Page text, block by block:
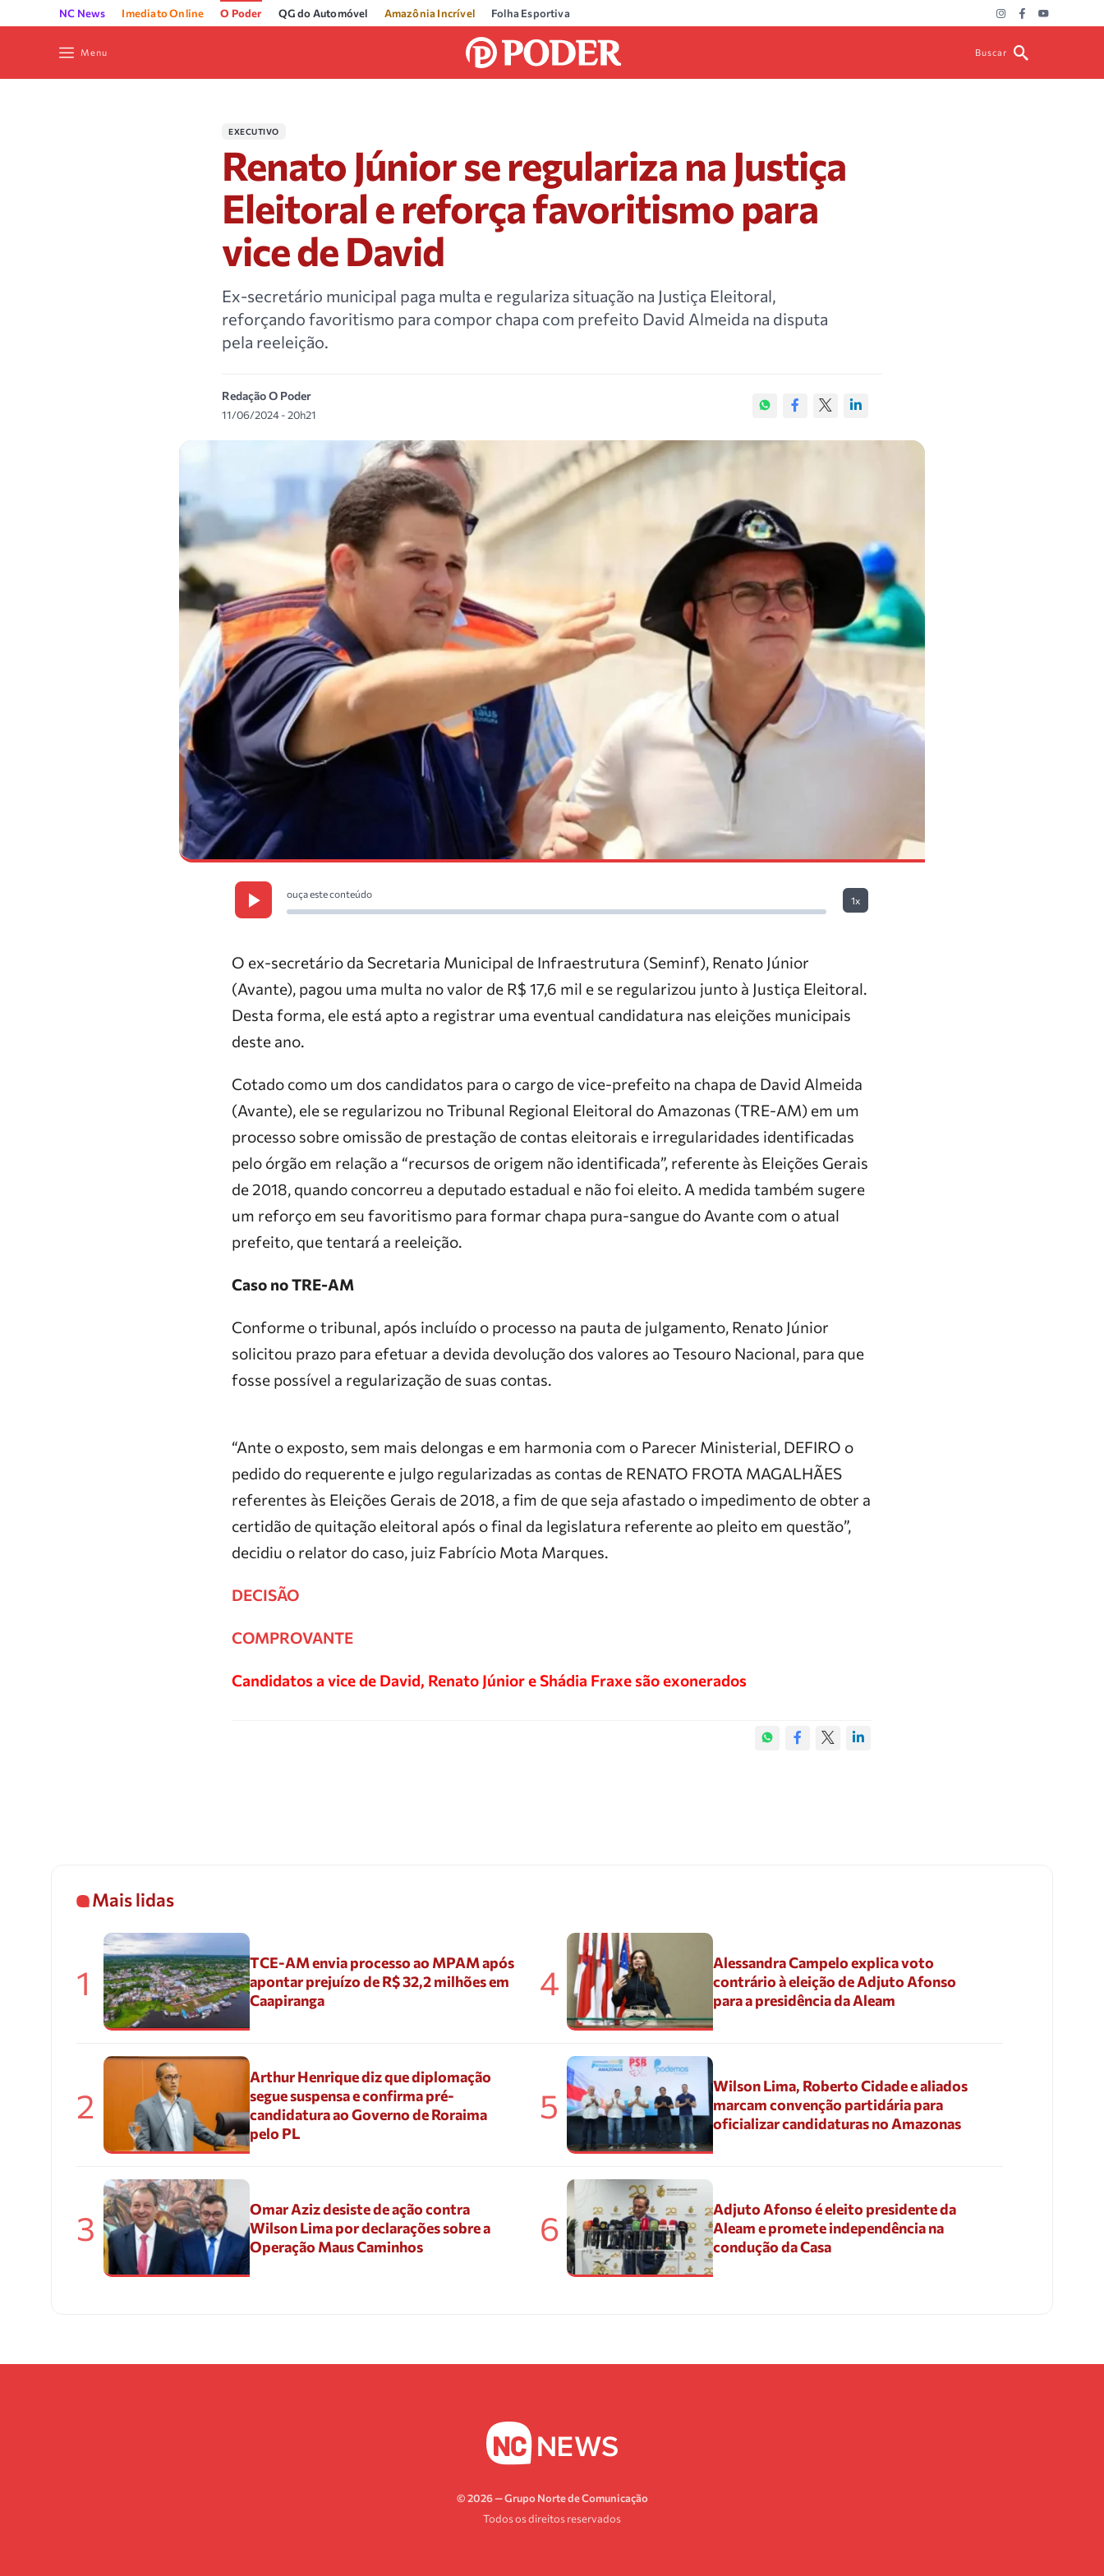
NC News Imediato Online O Poder QG do Automóvel Amazônia Incrível Folha Esportiva
Menu Buscar
EXECUTIVO
Renato Júnior se regulariza na Justiça
Eleitoral e reforça favoritismo para
vice de David
Ex-secretário municipal paga multa e regulariza situação na Justiça Eleitoral,
reforçando favoritismo para compor chapa com prefeito David Almeida na disputa
pela reeleição.
Redação O Poder
11/06/2024 - 20h21
ouça este conteúdo
1x
O ex-secretário da Secretaria Municipal de Infraestrutura (Seminf), Renato Júnior
(Avante), pagou uma multa no valor de R$ 17,6 mil e se regularizou junto à Justiça Eleitoral.
Desta forma, ele está apto a registrar uma eventual candidatura nas eleições municipais
deste ano.
Cotado como um dos candidatos para o cargo de vice-prefeito na chapa de David Almeida
(Avante), ele se regularizou no Tribunal Regional Eleitoral do Amazonas (TRE-AM) em um
processo sobre omissão de prestação de contas eleitorais e irregularidades identificadas
pelo órgão em relação a “recursos de origem não identificada”, referente às Eleições Gerais
de 2018, quando concorreu a deputado estadual e não foi eleito. A medida também sugere
um reforço em seu favoritismo para formar chapa pura-sangue do Avante com o atual
prefeito, que tentará a reeleição.
Caso no TRE-AM
Conforme o tribunal, após incluído o processo na pauta de julgamento, Renato Júnior
solicitou prazo para efetuar a devida devolução dos valores ao Tesouro Nacional, para que
fosse possível a regularização de suas contas.
“Ante o exposto, sem mais delongas e em harmonia com o Parecer Ministerial, DEFIRO o
pedido do requerente e julgo regularizadas as contas de RENATO FROTA MAGALHÃES
referentes às Eleições Gerais de 2018, a fim de que seja afastado o impedimento de obter a
certidão de quitação eleitoral após o final da legislatura referente ao pleito em questão”,
decidiu o relator do caso, juiz Fabrício Mota Marques.
DECISÃO
COMPROVANTE
Candidatos a vice de David, Renato Júnior e Shádia Fraxe são exonerados
Mais lidas
1
TCE-AM envia processo ao MPAM após
apontar prejuízo de R$ 32,2 milhões em
Caapiranga
2
Arthur Henrique diz que diplomação
segue suspensa e confirma pré-
candidatura ao Governo de Roraima
pelo PL
3
Omar Aziz desiste de ação contra
Wilson Lima por declarações sobre a
Operação Maus Caminhos
4
Alessandra Campelo explica voto
contrário à eleição de Adjuto Afonso
para a presidência da Aleam
5
Wilson Lima, Roberto Cidade e aliados
marcam convenção partidária para
oficializar candidaturas no Amazonas
6
Adjuto Afonso é eleito presidente da
Aleam e promete independência na
condução da Casa
© 2026 — Grupo Norte de Comunicação
Todos os direitos reservados